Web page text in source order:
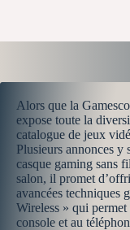
Alors que la
expose toute la
catalogue de jeux
Plusieurs annonces y
casque gaming sans
salon, il promet
avancées techniques
Wireless » qui permet
console et au